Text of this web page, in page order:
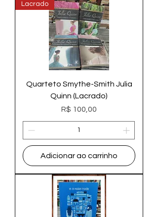
Lacrado
Quarteto Smythe-Smith Julia
Quinn (Lacrado)
Preço
R$ 100,00
Adicionar ao carrinho